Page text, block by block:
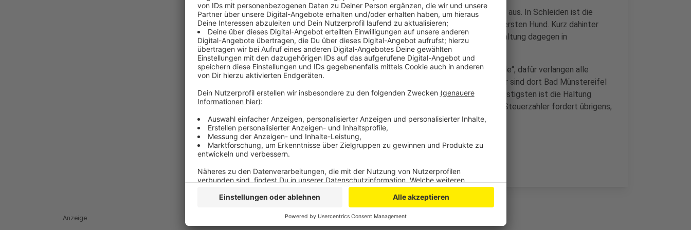
Die Hundesteuer fällt je nach Kommune aber sehr unterschiedlich aus. In Schleiden ist die
Hundehaltung bei uns im Kreis am teuersten, mit 80 Euro für den ersten Hund. Kurz dahinter
kommt Euskirchen mit 78 Euro. Deutlich günstiger ist die Hundehaltung dagegen in
Nettersheim, dort werden für den ersten Hund nur 60 Euro fällig.
Ein ganz anderes Thema sind aber sogenannte „gefährlichen Hunde“, dafür verlangen alle
Kommunen bei uns im Kreis deutlich höhere Steuern. Spitzenreiter sind dort Bad Münstereifel
und Mechernich mit jeweils 805 Euro für den ersten Hund. Am günstigsten ist die Haltung
Der Bund der Steuerzahler fordert übrigens,
die Hundesteuer komplett abzuschaffen.
Anzeige
Anzeige